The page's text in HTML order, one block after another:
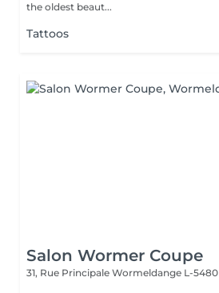
the oldest beaut...
Tattoos
Salon Wormer Coupe
31, Rue Principale Wormeldange L-5480